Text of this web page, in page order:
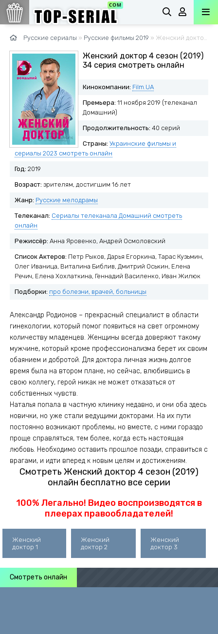
Русские сериалы » Русские фильмы 2019 » Женский доктор 4 сезон (2019)
Женский доктор 4 сезон (2019)
34 серия смотреть онлайн
Кинокомпании: Film.UA
Премьера: 11 ноября 2019 (телеканал
Домашний)
Продолжительность: 40 серий
Страны: Украинские фильмы и
сериалы 2023 смотреть онлайн
Год: 2019
Возраст: зрителям, достигшим 16 лет
Жанр: Русские мелодрамы
Телеканал: Сериалы телеканала Домашний смотреть
онлайн
Режиссёр: Анна Яровенко, Андрей Осмоловский
Список Актеров: Петр Рыков, Дарья Егоркина, Тарас Кузьмин,
Олег Иваница, Виталина Библив, Дмитрий Оськин, Елена
Речич, Елена Хохлаткина, Геннадий Василенко, Иван Жилюк
Подборки: про болезни, врачей, больницы
Александр Родионов – прекрасный специалист в области
гинекологии, который помог появиться на свет огромному
количеству младенцев. Женщины всегда доверяют такому
мужчине, который кроме профессионализма берет их своим
обаянием и добротой. Для доктора личная жизнь долгое
время была на втором плане, но сейчас, влюбившись в
свою коллегу, герой никак не может отказаться от
собственных чувств.
Наталья попала в частную клинику недавно, и они оба здесь
новички, но уже стали ведущими докторами. На их пути
постоянно возникают проблемы, но вместе, с ними гораздо
проще справляться, тем более, когда есть настоящая
любовь. Необходимо оставить прошлое позади, справиться с
врагами, и идти вперед к новым целям и достижениям.
Смотреть Женский доктор 4 сезон (2019)
онлайн бесплатно все серии
100% Легально! Видео воспроизводятся в
плеерах правообладателей!
Женский
доктор 1
Женский
доктор 2
Женский
доктор 3
Смотреть онлайн